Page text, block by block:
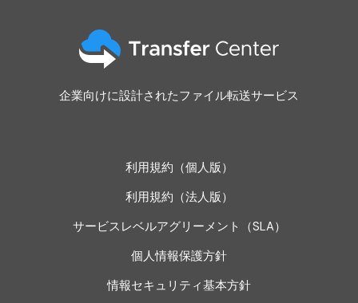
企業向けに設計されたファイル転送サービス
利用規約（個人版）
利用規約（法人版）
サービスレベルアグリーメント（SLA）
個人情報保護方針
情報セキュリティ基本方針